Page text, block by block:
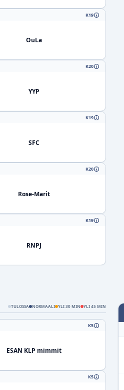
K19
OuLa
K20
YYP
K19
SFC
K20
Rose-Marit
K19
RNPJ
TULOSSA NORMAALI YLI 30 MIN YLI 45 MIN
K5
ESAN KLP mimmit
K5